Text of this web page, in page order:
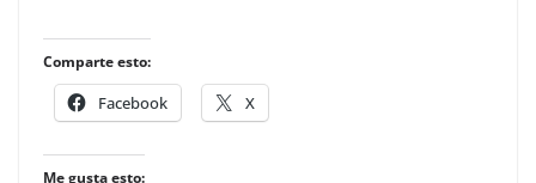
Comparte esto:
Facebook X
Me gusta esto: